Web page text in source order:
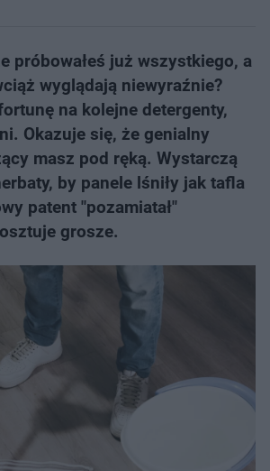
próbowałeś już wszystkiego, a
wyglądają niewyraźnie?
na kolejne detergenty,
Okazuje się, że genialny
masz pod ręką. Wystarczą
by panele lśniły jak tafla
patent "pozamiatał"
grosze.